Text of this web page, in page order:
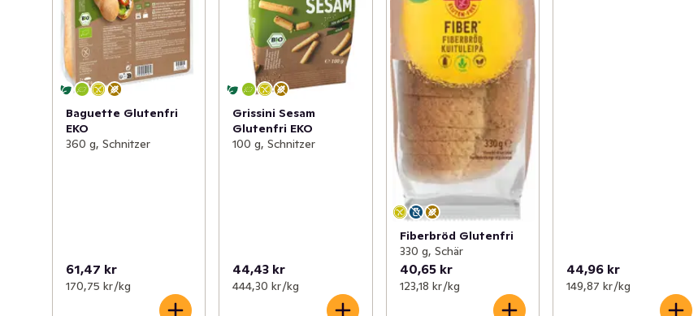
Baguette Glutenfri
EKO
360 g, Schnitzer
61,47 kr
170,75 kr /kg
Grissini Sesam
Glutenfri EKO
100 g, Schnitzer
44,43 kr
444,30 kr /kg
Fiberbröd Glutenfri
330 g, Schär
40,65 kr
123,18 kr /kg
44,96 kr
149,87 kr /kg